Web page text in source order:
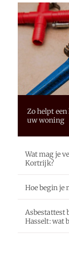
Zo helpt
uw woning
Wat mag je
Kortrijk?
Hoe begin je
Asbestattest
Hasselt: wat